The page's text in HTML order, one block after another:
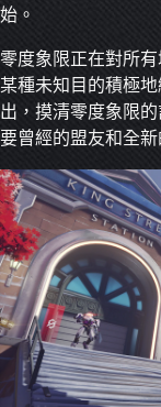
始。
零度象限正在對所
某種未知目的積極
出，摸清零度象限
要曾經的盟友和全